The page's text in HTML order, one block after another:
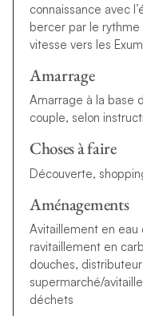
connaissance avec
bercer par le
vitesse vers les
Amarrage
Amarrage à la base
couple, selon
Choses à faire
Découverte,
Aménagements
Avitaillement en
ravitaillement en
douches,
supermarché/
déchets